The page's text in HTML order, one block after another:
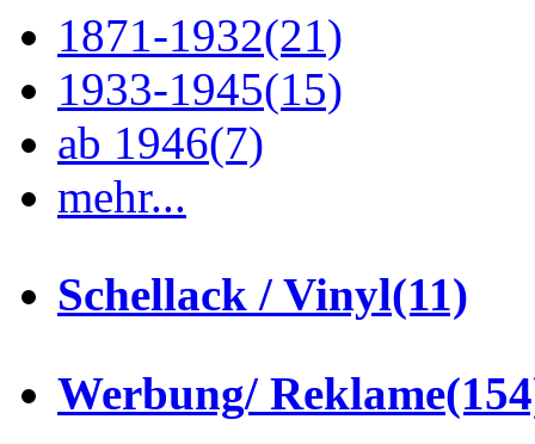
1871-1932(21)
1933-1945(15)
ab 1946(7)
mehr...
Schellack / Vinyl(11)
Werbung/ Reklame